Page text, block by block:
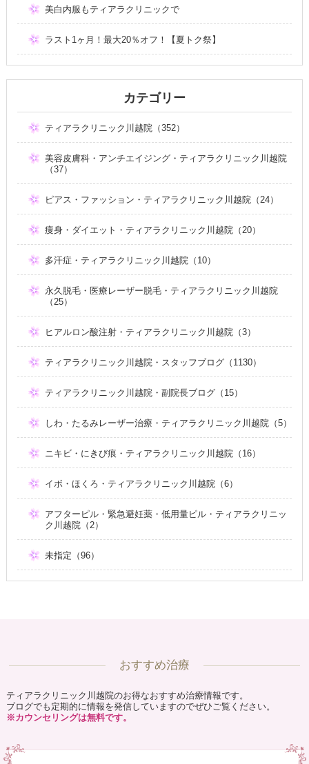
美白内服もティアラクリニックで
ラスト1ヶ月！最大20％オフ！【夏トク祭】
カテゴリー
ティアラクリニック川越院（352）
美容皮膚科・アンチエイジング・ティアラクリニック川越院
（37）
ピアス・ファッション・ティアラクリニック川越院（24）
痩身・ダイエット・ティアラクリニック川越院（20）
多汗症・ティアラクリニック川越院（10）
永久脱毛・医療レーザー脱毛・ティアラクリニック川越院
（25）
ヒアルロン酸注射・ティアラクリニック川越院（3）
ティアラクリニック川越院・スタッフブログ（1130）
ティアラクリニック川越院・副院長ブログ（15）
しわ・たるみレーザー治療・ティアラクリニック川越院（5）
ニキビ・にきび痕・ティアラクリニック川越院（16）
イボ・ほくろ・ティアラクリニック川越院（6）
アフターピル・緊急避妊薬・低用量ピル・ティアラクリニッ
ク川越院（2）
未指定（96）
おすすめ治療
ティアラクリニック川越院のお得なおすすめ治療情報です。
ブログでも定期的に情報を発信していますのでぜひご覧ください。
※カウンセリングは無料です。